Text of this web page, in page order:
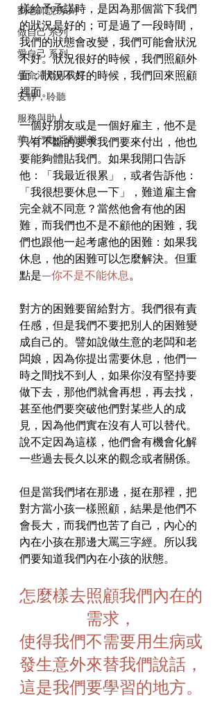
劉老師說 系列
做自己 系列
愛自己 系列
生命灌溉與成長
安靜，聆聽
服務與助人
華人行動 活動週報
樣給予承諾時，是因為那個當下我們
的狀況是好的；可是過了一段時間，
我們的狀態會改變，我們可能會狀況
不好。狀況很好的時候，我們照顧外
面；狀況不好的時候，我們回來照顧
裡面。
一個好朋友或是一個好雇主，他不是
只有不斷的要求我們要來付出，他也
要能夠體貼我們。如果我開口告訴
他：「我最近很累」，或者告訴他：
「我很想要休息一下」，難道雇主會
完全就不同意？當然他會有他的困
難，而我們也不是不顧他的困難，我
們也跟他一起考慮他的困難：如果我
休息，他的困難可以怎麼解決。但重
點是—你不是不能休息。
對方的困難要留給對方。我們很有責
任感，但是我們不要把別人的困難變
成自己的。譬如說做生意的老闆和老
闆娘，因為你提出需要休息，他們一
時之間找不到人，如果你沒有堅持要
做下去，那他們就會再想，再去找，
甚至他們要突破他們對某些人的成
見，因為他們實在沒有人可以替代。
說不定因為這樣，他們會有機會化解
一些過去長久以來的觀念或者關係。
但是當我們堵在那邊，挺在那裡，把
對方當小孩一樣照顧，結果是他們不
會長大，而我們也苦了自己，內心的
內在小孩在那邊大罵三字經。所以我
們要知道我們內在小孩的狀態。
怎麼樣去照顧我們內在的
需求，
使得我們不需要用生病或
發生意外來替我們說話，
這是我們要學習的地方。